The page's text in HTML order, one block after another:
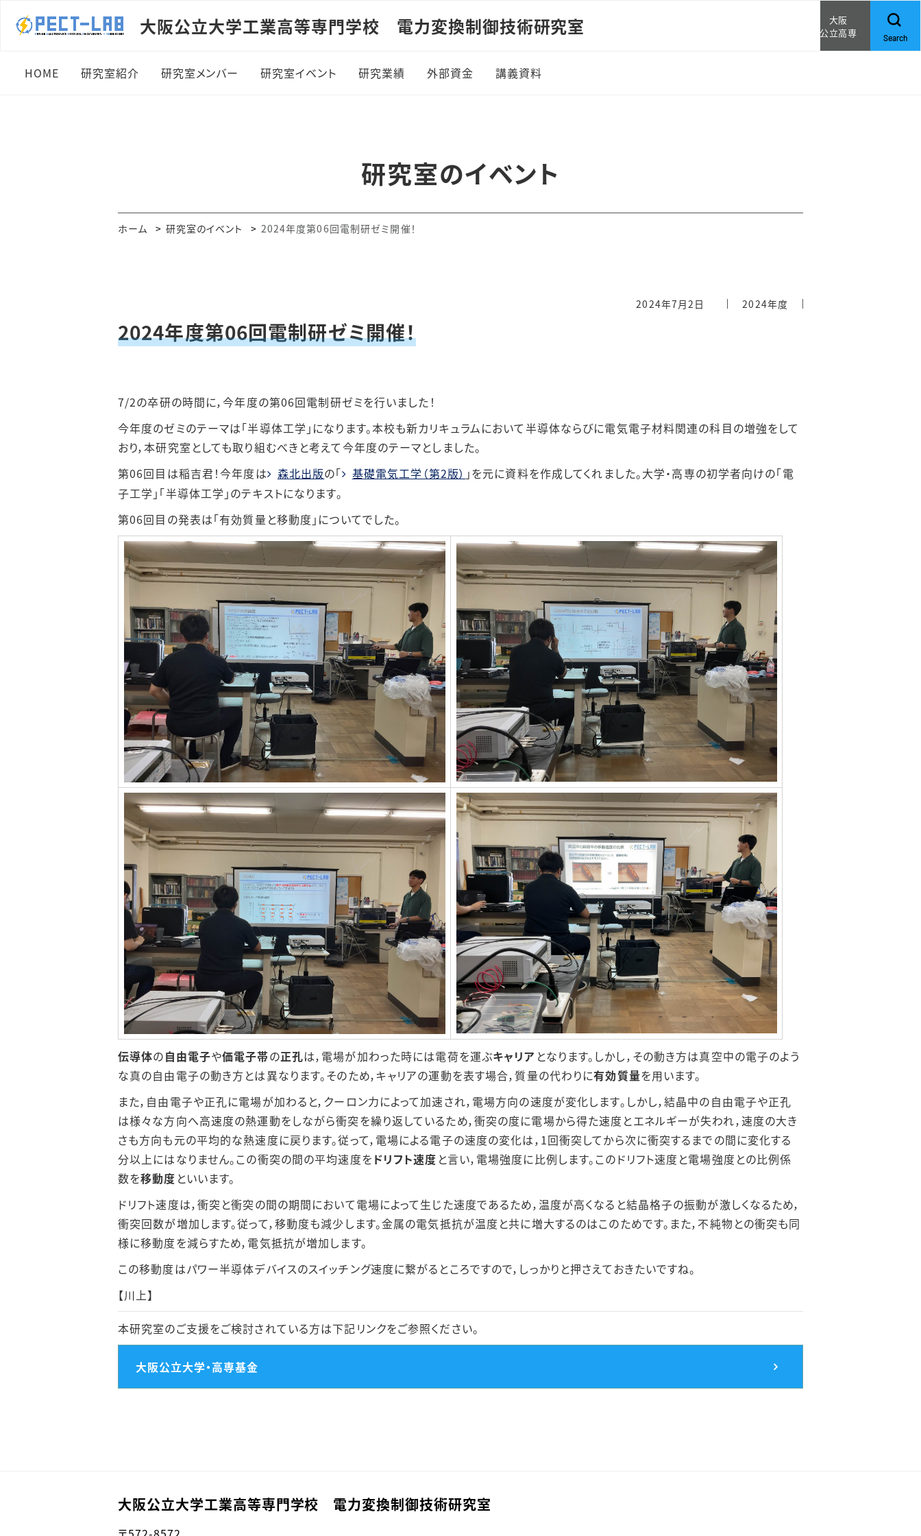
大阪公立大学工業高等専門学校 電力変換制御技術研究室
大阪
公立高専
Search
HOME 研究室紹介
アクセスマップ
研究室メンバー
研究室学生
研究室イベント
2020年度
2023年度
研究業績 外部資金 講義資料
制御工学1
研究室のイベント
ホーム 研究室のイベント 2024年度第06回電制研ゼミ開催！
2024年7月2日 2024年度
2024年度第06回電制研ゼミ開催！
7/2の卒研の時間に，今年度の第06回電制研ゼミを行いました！
今年度のゼミのテーマは「半導体工学」になります。本校も新カリキュラムにおいて半導体ならびに電気電子材料関連の科目の増強をして
おり，本研究室としても取り組むべきと考えて今年度のテーマとしました。
第06回目は稲吉君！今年度は
森北出版の「 基礎電気工学（第2版） 」を元に資料を作成してくれました。大学・高専の初学者向けの「電
子工学」「半導体工学」のテキストになります。
第06回目の発表は「有効質量と移動度」についてでした。
伝導体の自由電子や価電子帯の正孔は，電場が加わった時には電荷を運ぶキャリア となります。しかし，その動き方は真空中の電子のよう
な真の自由電子の動き方とは異なります。そのため，キャリアの運動を表す場合，質量の代わりに有効質量を用います。
また，自由電子や正孔に電場が加わると，クーロン力によって加速され，電場方向の速度が変化します。しかし，結晶中の自由電子や正孔
は様々な方向へ高速度の熱運動をしながら衝突を繰り返しているため，衝突の度に電場から得た速度とエネルギーが失われ，速度の大き
さも方向も元の平均的な熱速度に戻ります。従って，電場による電子の速度の変化は，1回衝突してから次に衝突するまでの間に変化する
分以上にはなりません。この衝突の間の平均速度を ドリフト速度 と言い，電場強度に比例します。このドリフト速度と電場強度との比例係
数を移動度 といいます。
ドリフト速度は，衝突と衝突の間の期間において電場によって生じた速度であるため，温度が高くなると結晶格子の振動が激しくなるため，
衝突回数が増加します。従って，移動度も減少します。金属の電気抵抗が温度と共に増大するのはこのためです。また，不純物との衝突も同
様に移動度を減らすため，電気抵抗が増加します。
この移動度はパワー半導体デバイスのスイッチング速度に繋がるところですので，しっかりと押さえておきたいですね。
【川上】
本研究室のご支援をご検討されている方は下記リンクをご参照ください。
大阪公立大学・高専基金
大阪公立大学工業高等専門学校 電力変換制御技術研究室